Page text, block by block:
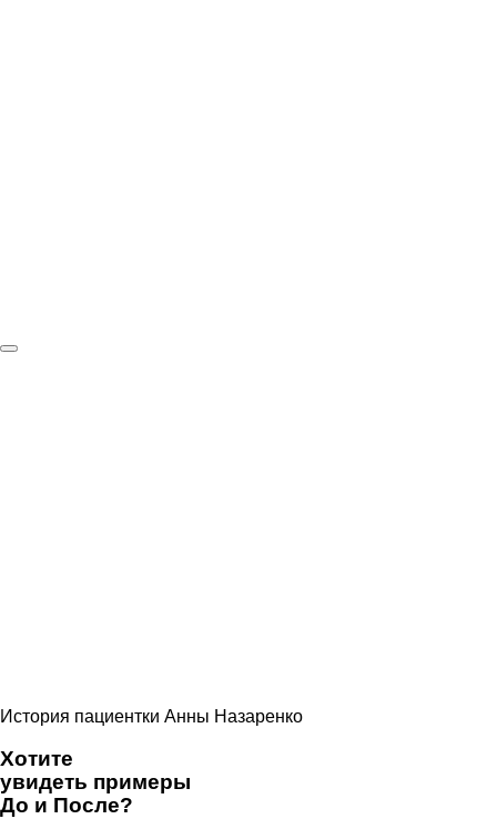
История пациентки Анны Назаренко
Хотите
увидеть примеры
До и После?